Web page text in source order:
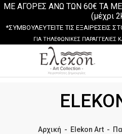
ΜΕ ΑΓΟΡΕΣ ΑΝΩ ΤΩΝ 60€ ΤΑ
(μέχρι
*ΣΥΜΒΟΥΛΕΥΤΕΙΤΕ ΤΙΣ ΕΞΑΙΡΕΣΕΙΣ
ΓΙΑ ΤΗΛΕΦΩΝΙΚΕΣ ΠΑΡΑΓΓΕΛΙΕΣ
Αρχική - Elekon Art-